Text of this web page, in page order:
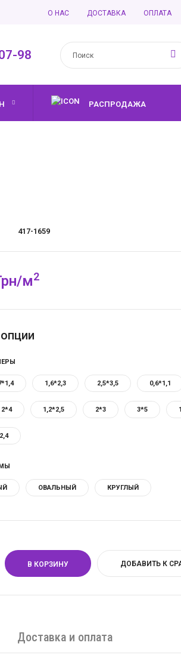
О НАС ДОСТАВКА ОПЛАТА
98
РАСПРОДАЖА
417-1659
м2
1,6*2,3 2,5*3,5 0,6*1,1
2*4 1,2*2,5 2*3 3*5
ОВАЛЬНЫЙ КРУГЛЫЙ
ДОБАВИТЬ К
Доставка и оплата